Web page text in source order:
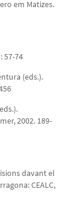
em Matizes.
57-74
(eds.).
2002. 189-
davant el
CEALC,